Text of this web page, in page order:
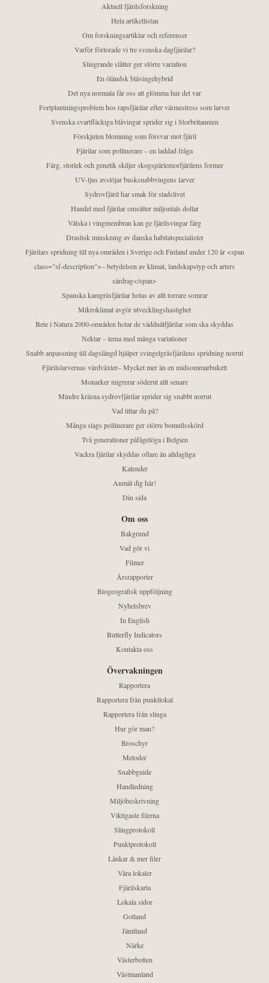
Aktuell fjärilsforskning
Hela artikellistan
Om forskningsartiklar och referenser
Varför förlorade vi tre svenska dagfjärilar?
Slingrande slåtter ger större variation
En öländsk blåvingehybrid
Det nya normala får oss att glömma hur det var
Fortplantningsproblem hos rapsfjärilar efter värmestress som larver
Svenska svartfläckiga blåvingar sprider sig i Storbritannien
Förskjuten blomning som försvar mot fjäril
Fjärilar som pollinerare – en laddad fråga
Färg, storlek och genetik skiljer skogspärlemorfjärilens former
UV-ljus avslöjar busksnabbvingens larver
Sydrovfjäril har smak för stadslivet
Handel med fjärilar omsätter miljontals dollar
Vätska i vingmembran kan ge fjärilsvingar färg
Drastisk minskning av danska habitatspecialister
Fjärilars spridning till nya områden i Sverige och Finland under 120 år <span
class="sf-description">– betydelsen av klimat, landskapstyp och arters
särdrag</span>
Spanska kamgräsfjärilar hotas av allt torrare somrar
Mikroklimat avgör utvecklingshastighet
Bete i Natura 2000-områden hotar de väddnätfjärilar som ska skyddas
Nektar – tema med många variationer
Snabb anpassning till dagslängd hjälper svingelgräsfjärilens spridning norrut
Fjärilslarvernas värdväxter– Mycket mer än en midsommarbukett
Monarker migrerar söderut allt senare
Mindre kräsna sydrovfjärilar sprider sig snabbt norrut
Vad tittar du på?
Många slags pollinerare ger större bomullsskörd
Två generationer påfågelöga i Belgien
Vackra fjärilar skyddas oftare än alldagliga
Kalender
Anmäl dig här!
Din sida
Om oss
Bakgrund
Vad gör vi
Filmer
Årsrapporter
Biogeografisk uppföljning
Nyhetsbrev
In English
Butterfly Indicators
Kontakta oss
Övervakningen
Rapportera
Rapportera från punktlokal
Rapportera från slinga
Hur gör man?
Broschyr
Metoder
Snabbguide
Handledning
Miljöbeskrivning
Viktigaste filerna
Slingprotokoll
Punktprotokoll
Länkar & mer filer
Våra lokaler
Fjärilskarta
Lokala sidor
Gotland
Jämtland
Närke
Västerbotten
Västmanland